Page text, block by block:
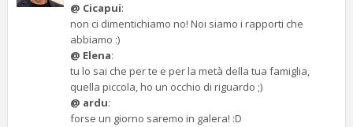
@ Cicapui:
non ci dimentichiamo no! Noi siamo i rapporti che
abbiamo :)
@ Elena:
tu lo sai che per te e per la metà della tua famiglia,
quella piccola, ho un occhio di riguardo ;)
@ ardu:
forse un giorno saremo in galera! :D